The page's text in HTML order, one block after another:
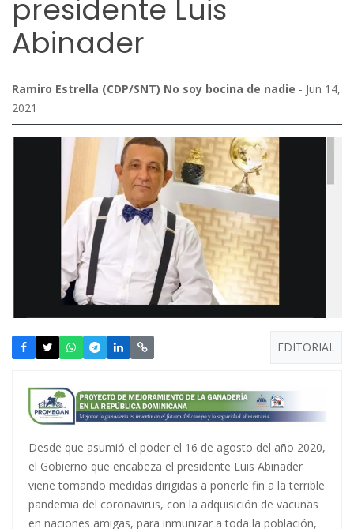
presidente Luis
Abinader
Ramiro Estrella (CDP/SNT) No soy bocina de nadie - Jun 14,
2021
EDITORIAL
Desde que asumió el poder el 16 de agosto del año 2020,
el Gobierno que encabeza el presidente Luis Abinader
viene tomando medidas dirigidas a ponerle fin a la terrible
pandemia del coronavirus, con la adquisición de vacunas
en naciones amigas, para inmunizar a toda la población,